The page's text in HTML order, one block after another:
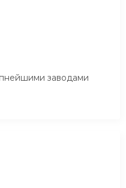
заводами